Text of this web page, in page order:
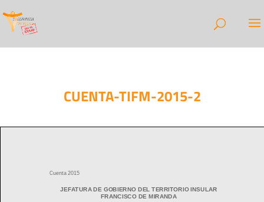
CUENTA-TIFM-2015-2